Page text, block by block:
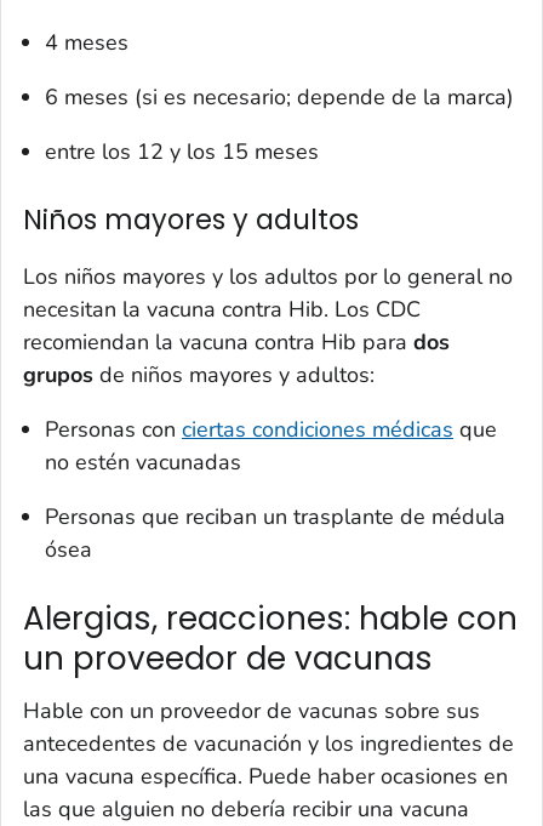
4 meses
6 meses (si es necesario; depende de la marca)
entre los 12 y los 15 meses
Niños mayores y adultos
Los niños mayores y los adultos por lo general no
necesitan la vacuna contra Hib. Los CDC
recomiendan la vacuna contra Hib para dos
grupos de niños mayores y adultos:
Personas con ciertas condiciones médicas que
no estén vacunadas
Personas que reciban un trasplante de médula
ósea
Alergias, reacciones: hable con
un proveedor de vacunas
Hable con un proveedor de vacunas sobre sus
antecedentes de vacunación y los ingredientes de
una vacuna específica. Puede haber ocasiones en
las que alguien no debería recibir una vacuna